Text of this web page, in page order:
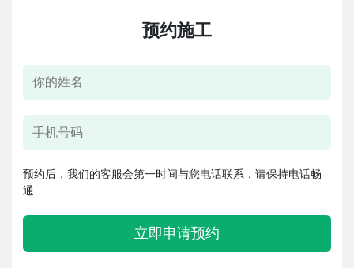
预约施工
预约后，我们的客服会第一时间与您电话联系，请保持电话畅
通
立即申请预约